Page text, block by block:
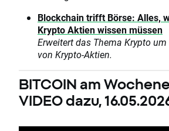
Blockchain trifft Börse: Alles,
Krypto Aktien wissen müssen
Erweitert das Thema Krypto
von Krypto-Aktien.
BITCOIN am
VIDEO dazu,